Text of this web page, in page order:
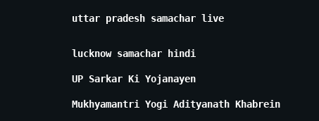
uttar pradesh samachar live
lucknow samachar hindi
UP Sarkar Ki Yojanayen
Mukhyamantri Yogi Adityanath Khabrein